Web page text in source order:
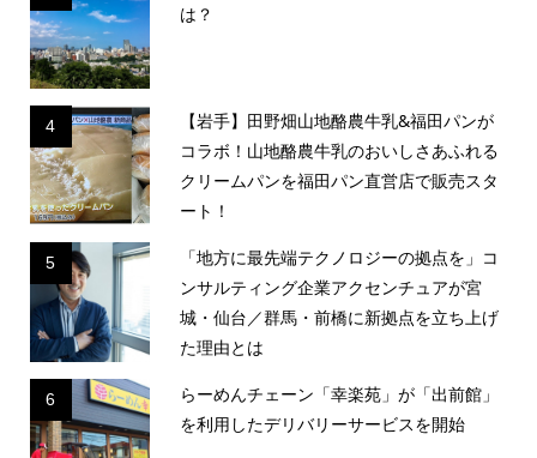
は？
4
【岩手】田野畑山地酪農牛乳&福田パンが
コラボ！山地酪農牛乳のおいしさあふれる
クリームパンを福田パン直営店で販売スタ
ート！
5
「地方に最先端テクノロジーの拠点を」コ
ンサルティング企業アクセンチュアが宮
城・仙台／群馬・前橋に新拠点を立ち上げ
た理由とは
6
らーめんチェーン「幸楽苑」が「出前館」
を利用したデリバリーサービスを開始